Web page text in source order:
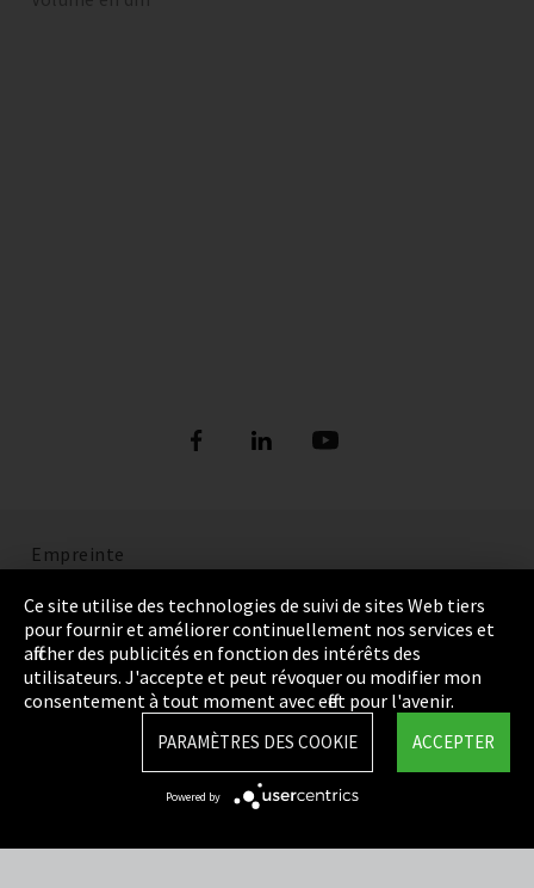
Empreinte
Politique de confidentialité
Cookie Settings
Termes et Conditions
Integrity Line
Ce site utilise des technologies de suivi de sites Web tiers
pour fournir et améliorer continuellement nos services et
afficher des publicités en fonction des intérêts des
utilisateurs. J'accepte et peut révoquer ou modifier mon
consentement à tout moment avec effet pour l'avenir.
ACCEPTER
PARAMÈTRES DES COOKIE
Powered by